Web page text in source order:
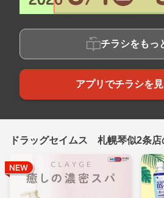
チラシをもっ
アプリでチラシを
ドラッグセイムス 札幌琴似2条店